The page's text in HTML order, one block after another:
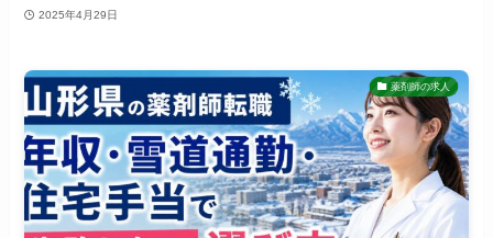
2025年4月29日
薬剤師の求人